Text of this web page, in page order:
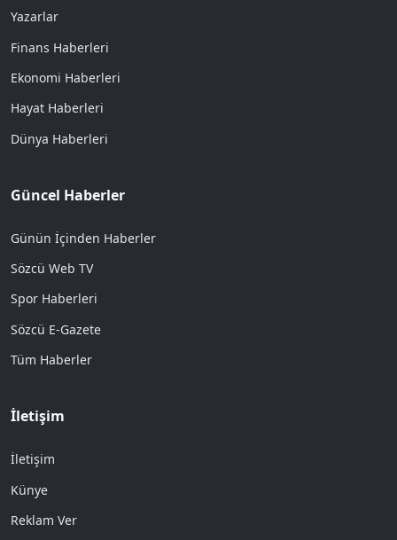
Yazarlar
Finans Haberleri
Ekonomi Haberleri
Hayat Haberleri
Dünya Haberleri
Güncel Haberler
Günün İçinden Haberler
Sözcü Web TV
Spor Haberleri
Sözcü E-Gazete
Tüm Haberler
İletişim
İletişim
Künye
Reklam Ver